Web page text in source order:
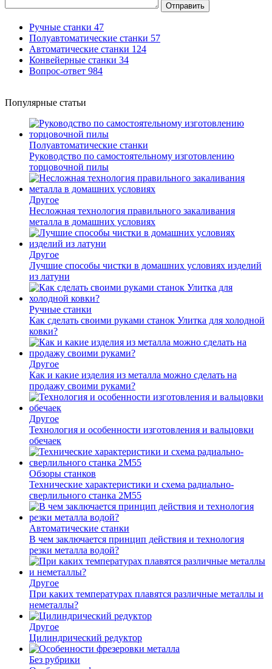
Отправить
Ручные станки 47
Полуавтоматические станки 57
Автоматические станки 124
Конвейерные станки 34
Вопрос-ответ 984
Популярные статьи
Полуавтоматические станки
Руководство по самостоятельному изготовлению
торцовочной пилы
Другое
Несложная технология правильного закаливания
металла в домашних условиях
Другое
Лучшие способы чистки в домашних условиях изделий
из латуни
Ручные станки
Как сделать своими руками станок Улитка для холодной
ковки?
Другое
Как и какие изделия из металла можно сделать на
продажу своими руками?
Другое
Технология и особенности изготовления и вальцовки
обечаек
Обзоры станков
Технические характеристики и схема радиально-
сверлильного станка 2М55
Автоматические станки
В чем заключается принцип действия и технология
резки металла водой?
Другое
При каких температурах плавятся различные металлы и
неметаллы?
Другое
Цилиндрический редуктор
Без рубрики